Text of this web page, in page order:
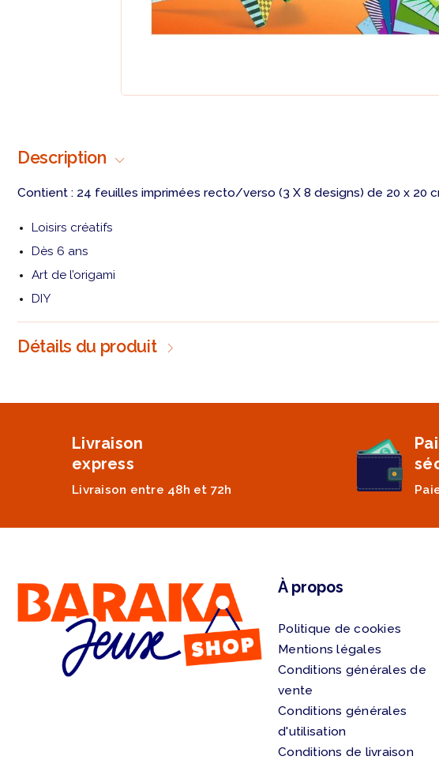
Description
Contient : 24 feuilles imprimées recto/verso (3 X 8 designs) de 20 x 20
Loisirs créatifs
Dès 6 ans
Art de l’origami
DIY
Détails du produit
Livraison
express
Livraison entre 48h et 72h
À propos
Politique de cookies
Mentions légales
Conditions générales de
vente
Conditions générales
d'utilisation
Conditions de livraison